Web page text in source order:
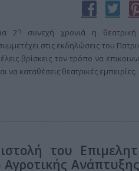
2η
συνεχή χρονιά η
στις εκδηλώσεις του
βρίσκεις τον τρόπο να
να καταθέσεις θεατρικές εμπειρίες.
του